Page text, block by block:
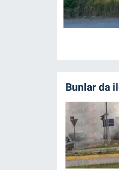
Bunlar da